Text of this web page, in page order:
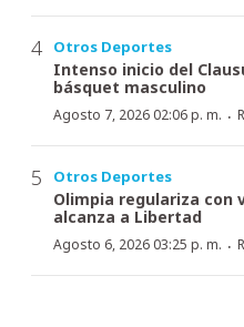
Otros Deportes
Intenso inicio del
básquet masculino
Agosto 7, 2026 02:06 p. m. ·
Otros Deportes
Olimpia regulariza con
alcanza a Libertad
Agosto 6, 2026 03:25 p. m. ·